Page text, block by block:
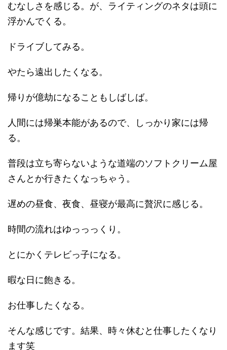
むなしさを感じる。が、ライティングのネタは頭に
浮かんでくる。
ドライブしてみる。
やたら遠出したくなる。
帰りが億劫になることもしばしば。
人間には帰巣本能があるので、しっかり家には帰
る。
普段は立ち寄らないような道端のソフトクリーム屋
さんとか行きたくなっちゃう。
遅めの昼食、夜食、昼寝が最高に贅沢に感じる。
時間の流れはゆっっっくり。
とにかくテレビっ子になる。
暇な日に飽きる。
お仕事したくなる。
そんな感じです。結果、時々休むと仕事したくなり
ます笑